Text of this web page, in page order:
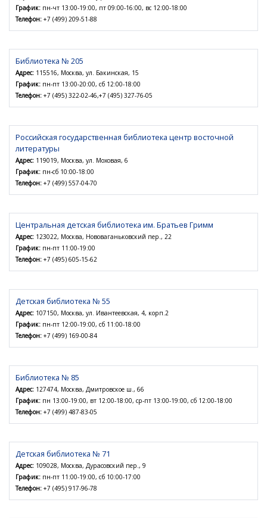
График: пн-чт 13:00-19:00, пт 09:00-16:00, вс 12:00-18:00
Телефон: +7 (499) 209-51-88
Библиотека № 205
Адрес: 115516, Москва, ул. Бакинская, 15
График: пн-пт 13:00-20:00, сб 12:00-18:00
Телефон: +7 (495) 322-02-46,+7 (495) 327-76-05
Российская государственная библиотека центр восточной
литературы
Адрес: 119019, Москва, ул. Моховая, 6
График: пн-сб 10:00-18:00
Телефон: +7 (499) 557-04-70
Центральная детская библиотека им. Братьев Гримм
Адрес: 123022, Москва, Нововаганьковский пер., 22
График: пн-пт 11:00-19:00
Телефон: +7 (495) 605-15-62
Детская библиотека № 55
Адрес: 107150, Москва, ул. Ивантеевская, 4, корп.2
График: пн-пт 12:00-19:00, сб 11:00-18:00
Телефон: +7 (499) 169-00-84
Библиотека № 85
Адрес: 127474, Москва, Дмитровское ш., 66
График: пн 13:00-19:00, вт 12:00-18:00, ср-пт 13:00-19:00, сб 12:00-18:00
Телефон: +7 (499) 487-83-05
Детская библиотека № 71
Адрес: 109028, Москва, Дурасовский пер., 9
График: пн-пт 11:00-19:00, сб 10:00-17:00
Телефон: +7 (495) 917-96-78